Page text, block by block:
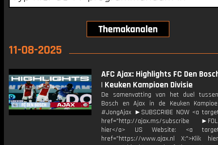
11-08-2025
AFC Ajax: Highlights FC Den
| Keuken Kampioen Divisie
De samenvatting van het duel
Bosch en Ajax in de Keuken
#JongAjax ►SUBSCRIBE NOW <a
href="http://ajax.ms/subscribe
hier</a> US Website: <a
href="https://www.ajax.nl X:">Klik